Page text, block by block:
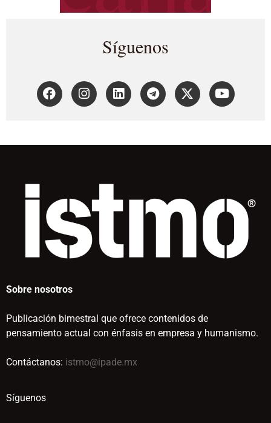
Síguenos
Sobre nosotros
Publicación bimestral que ofrece contenidos de
pensamiento actual con énfasis en empresa y humanismo.
Contáctanos: istmo@ipade.mx
Síguenos